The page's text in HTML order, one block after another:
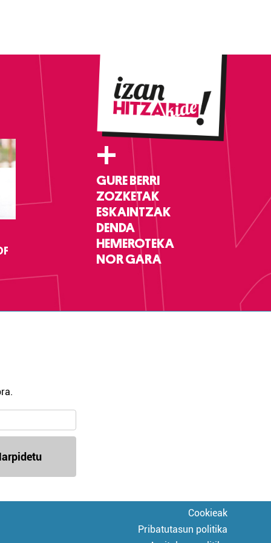
+
GURE BERRI
ZOZKETAK
ESKAINTZAK
DENDA
HEMEROTEKA
NOR GARA
Cookieak
Pribatutasun politika